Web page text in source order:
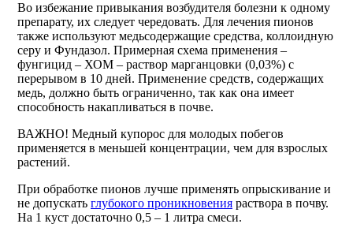
Во избежание привыкания возбудителя болезни к одному
препарату, их следует чередовать. Для лечения пионов
также используют медьсодержащие средства, коллоидную
серу и Фундазол. Примерная схема применения –
фунгицид – ХОМ – раствор марганцовки (0,03%) с
перерывом в 10 дней. Применение средств, содержащих
медь, должно быть ограниченно, так как она имеет
способность накапливаться в почве.
ВАЖНО! Медный купорос для молодых побегов
применяется в меньшей концентрации, чем для взрослых
растений.
При обработке пионов лучше применять опрыскивание и
не допускать глубокого проникновения раствора в почву.
На 1 куст достаточно 0,5 – 1 литра смеси.